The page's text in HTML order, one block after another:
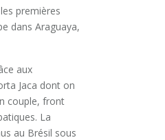
premières
dans Araguaya,
aux
Jaca dont on
couple, front
La
au Brésil sous